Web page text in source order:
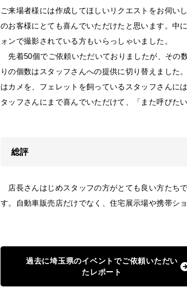
ご来場者様には作成してほしいリクエストをお伺い
のお客様にとても喜んでいただけたと思います。中
ォンで撮影されている方もいらっしゃいました。
先着50個でご依頼いただいておりましたが、その
りの個数はスタッフさんへの提供に切り替えました
はカメを、フェレットを飼っているスタッフさんに
タッフさんにまで喜んでいただけて、「また呼びた
総評
店長さんはじめスタッフの方がとても良い方たち
す。自動車販売店だけでなく、住宅展示場や携帯シ
過去に埼玉県のイベントでご依頼いただい
たレポート